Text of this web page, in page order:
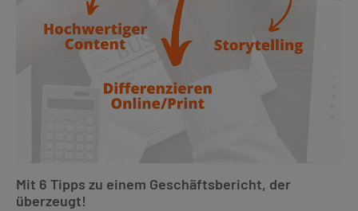
Mit 6 Tipps zu einem Geschäftsbericht, der
überzeugt!